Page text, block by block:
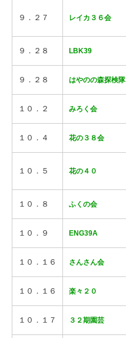
９．２７ レイカ３６会
９．２８ LBK39
９．２８ はやのの森探検隊
１０．２ みろく会
１０．４ 花の３８会
１０．５ 花の４０
１０．８ ふくの会
１０．９ ENG39A
１０．１６ さんさん会
１０．１６ 楽々２０
１０．１７ ３２期園芸